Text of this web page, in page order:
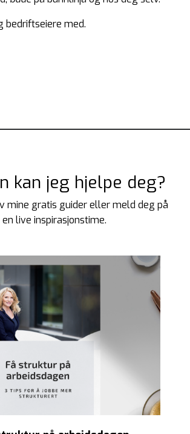
bedriftseiere med.
kan jeg hjelpe deg?
mine gratis guider eller meld deg på
en live inspirasjonstime.